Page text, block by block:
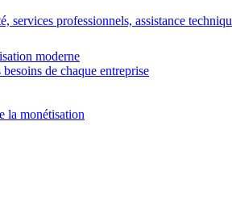
professionnels, assistance
moderne
de chaque entreprise
la monétisation